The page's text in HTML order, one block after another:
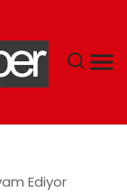
Ediyor